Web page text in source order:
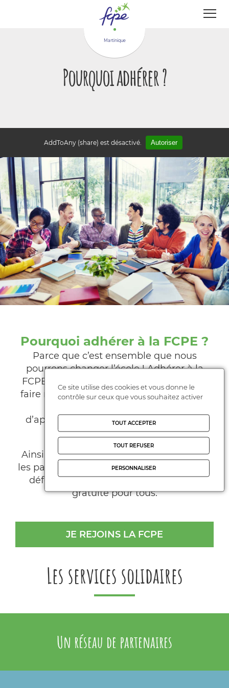
Martinique
Pourquoi adhérer ?
AddToAny (share) est désactivé. Autoriser
Pourquoi adhérer à la FCPE ?
Parce que c’est ensemble que nous
pourrons changer l’école ! Adhérer à la
FCPE, c’est avant tout se regrouper pour
faire respecter le droit des élèves : temps
d’apprentissage de qualité, orientation
choisie…
Ainsi, grâce à ces combats du quotidien,
les parents participent collectivement à la
défense de l’école publique, laïque et
gratuite pour tous.
JE REJOINS LA FCPE
Les services solidaires
Un réseau de partenaires
Panneau de gestion des cookies
Ce site utilise des cookies et vous donne le
contrôle sur ceux que vous souhaitez activer
TOUT ACCEPTER
TOUT REFUSER
PERSONNALISER